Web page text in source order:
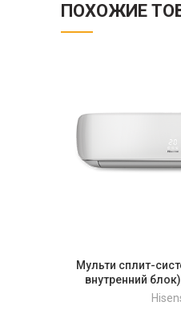
ПОХОЖИЕ
Мульти сплит-
внутренний